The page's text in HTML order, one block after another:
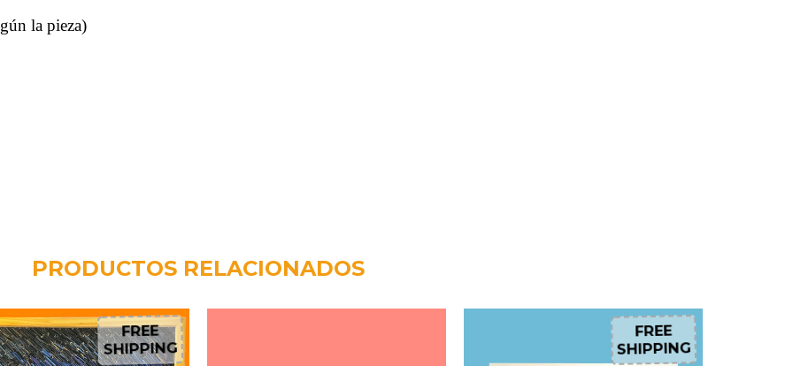
la pieza)
PRODUCTOS RELACIONADOS
F
R
E
E
S
H
IP
P
IN
G F
R
E
E
S
H
IP
P
IN
G